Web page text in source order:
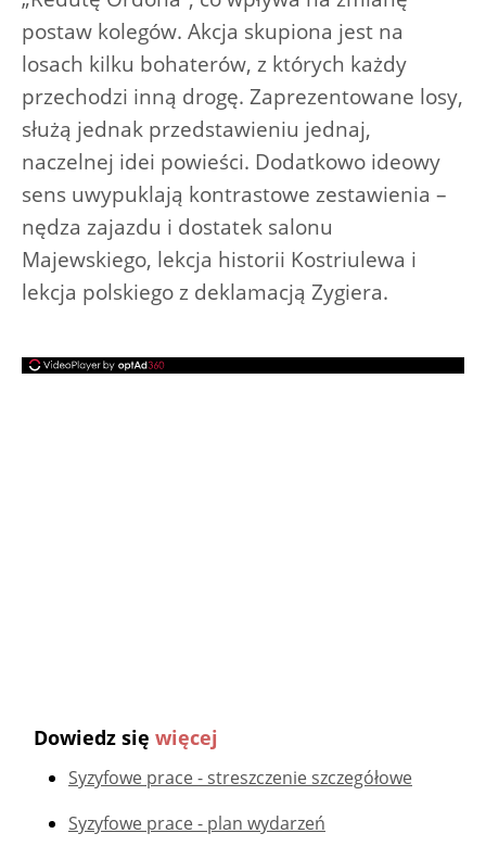
postaw kolegów. Akcja skupiona jest na
losach kilku bohaterów, z których każdy
przechodzi inną drogę. Zaprezentowane losy,
służą jednak przedstawieniu jednaj,
naczelnej idei powieści. Dodatkowo ideowy
sens uwypuklają kontrastowe zestawienia –
nędza zajazdu i dostatek salonu
Majewskiego, lekcja historii Kostriulewa i
lekcja polskiego z deklamacją Zygiera.
Dowiedz się więcej
Syzyfowe prace - streszczenie szczegółowe
Syzyfowe prace - plan wydarzeń